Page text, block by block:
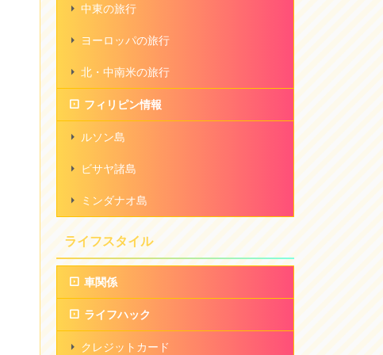
中東の旅行
ヨーロッパの旅行
北・中南米の旅行
フィリピン情報
ルソン島
ビサヤ諸島
ミンダナオ島
ライフスタイル
車関係
ライフハック
クレジットカード